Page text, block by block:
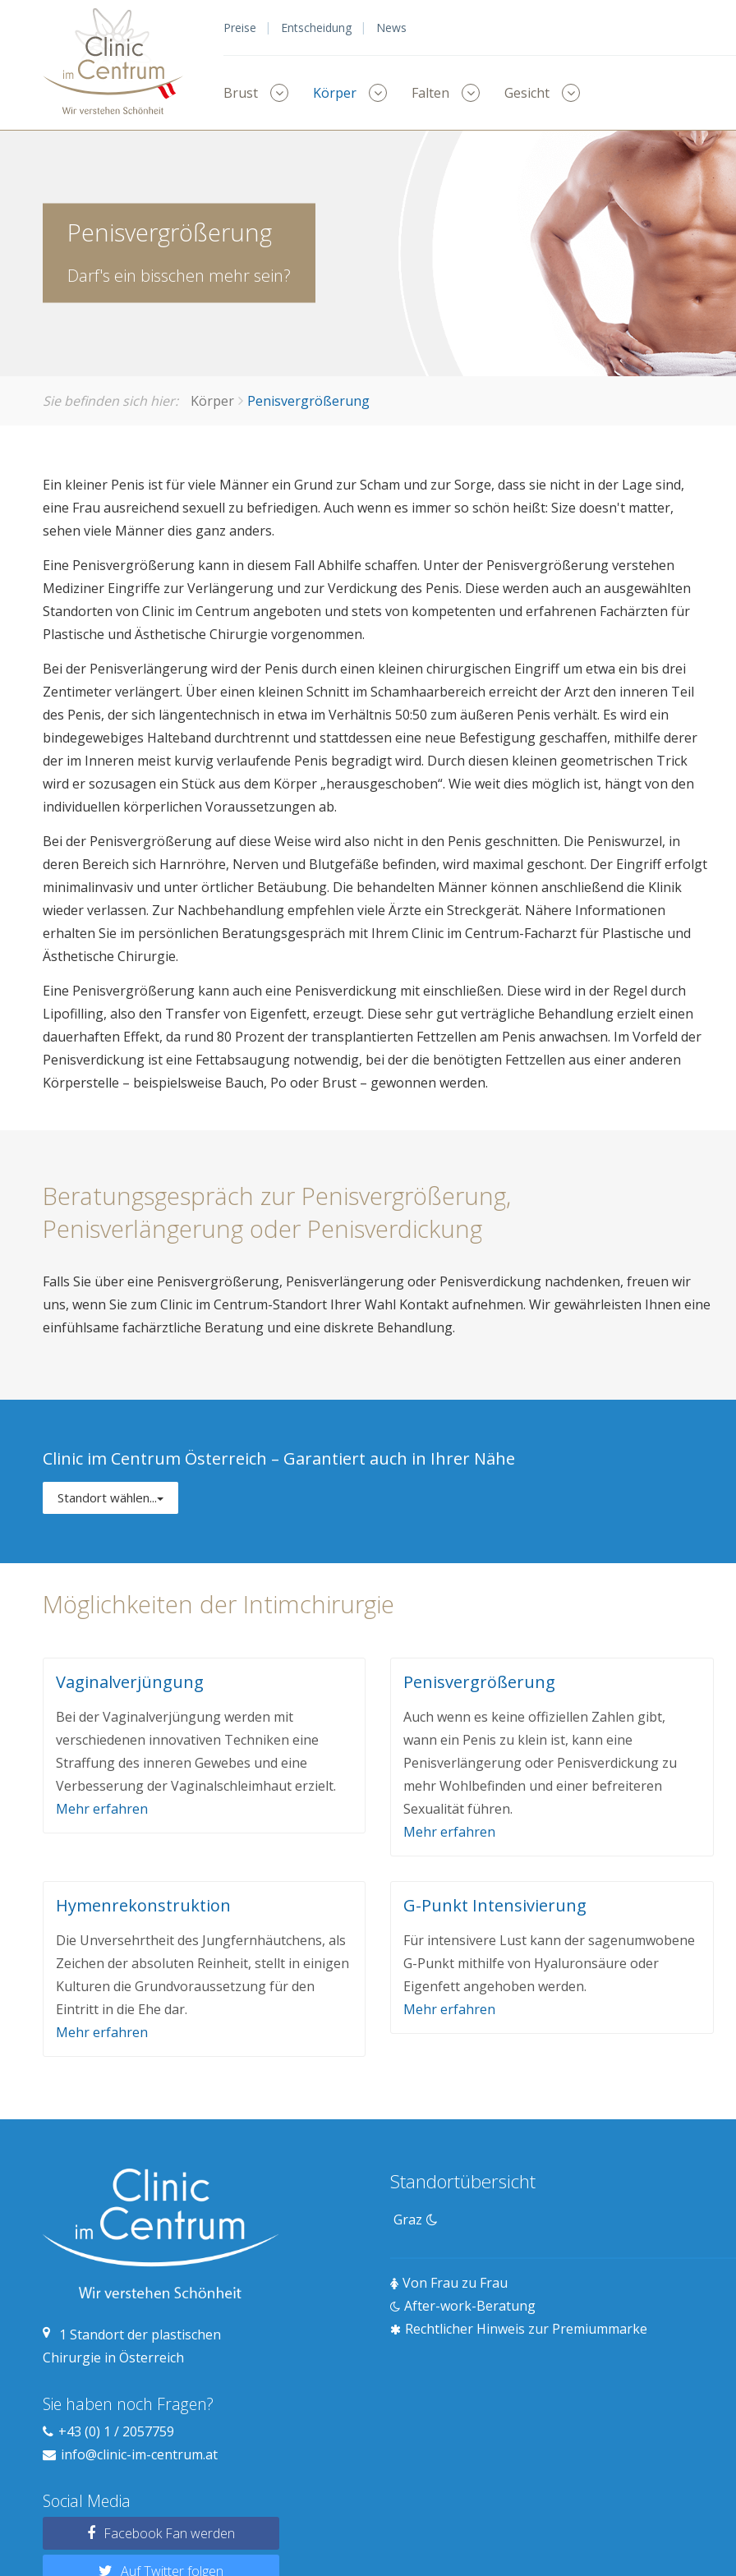
Centrum
Preise Entscheidung News
Menü
Brust
Menü
Körper
Menü
Falten
Menü
Gesicht
Penisvergrößerung
Darf's ein bisschen mehr sein?
Sie befinden sich hier: Körper Penisvergrößerung
Ein kleiner Penis ist für viele Männer ein Grund zur Scham und zur Sorge, dass sie nicht in der Lage sind,
eine Frau ausreichend sexuell zu befriedigen. Auch wenn es immer so schön heißt: Size doesn't matter,
sehen viele Männer dies ganz anders.
Eine Penisvergrößerung kann in diesem Fall Abhilfe schaffen. Unter der Penisvergrößerung verstehen
Mediziner Eingriffe zur Verlängerung und zur Verdickung des Penis. Diese werden auch an ausgewählten
Standorten von Clinic im Centrum angeboten und stets von kompetenten und erfahrenen Fachärzten für
Plastische und Ästhetische Chirurgie vorgenommen.
Bei der Penisverlängerung wird der Penis durch einen kleinen chirurgischen Eingriff um etwa ein bis drei
Zentimeter verlängert. Über einen kleinen Schnitt im Schamhaarbereich erreicht der Arzt den inneren Teil
des Penis, der sich längentechnisch in etwa im Verhältnis 50:50 zum äußeren Penis verhält. Es wird ein
bindegewebiges Halteband durchtrennt und stattdessen eine neue Befestigung geschaffen, mithilfe derer
der im Inneren meist kurvig verlaufende Penis begradigt wird. Durch diesen kleinen geometrischen Trick
wird er sozusagen ein Stück aus dem Körper „herausgeschoben“. Wie weit dies möglich ist, hängt von den
individuellen körperlichen Voraussetzungen ab.
Bei der Penisvergrößerung auf diese Weise wird also nicht in den Penis geschnitten. Die Peniswurzel, in
deren Bereich sich Harnröhre, Nerven und Blutgefäße befinden, wird maximal geschont. Der Eingriff erfolgt
minimalinvasiv und unter örtlicher Betäubung. Die behandelten Männer können anschließend die Klinik
wieder verlassen. Zur Nachbehandlung empfehlen viele Ärzte ein Streckgerät. Nähere Informationen
erhalten Sie im persönlichen Beratungsgespräch mit Ihrem Clinic im Centrum-Facharzt für Plastische und
Ästhetische Chirurgie.
Eine Penisvergrößerung kann auch eine Penisverdickung mit einschließen. Diese wird in der Regel durch
Lipofilling, also den Transfer von Eigenfett, erzeugt. Diese sehr gut verträgliche Behandlung erzielt einen
dauerhaften Effekt, da rund 80 Prozent der transplantierten Fettzellen am Penis anwachsen. Im Vorfeld der
Penisverdickung ist eine Fettabsaugung notwendig, bei der die benötigten Fettzellen aus einer anderen
Körperstelle – beispielsweise Bauch, Po oder Brust – gewonnen werden.
Beratungsgespräch zur Penisvergrößerung,
Penisverlängerung oder Penisverdickung
Falls Sie über eine Penisvergrößerung, Penisverlängerung oder Penisverdickung nachdenken, freuen wir
uns, wenn Sie zum Clinic im Centrum-Standort Ihrer Wahl Kontakt aufnehmen. Wir gewährleisten Ihnen eine
einfühlsame fachärztliche Beratung und eine diskrete Behandlung.
Clinic im Centrum Österreich – Garantiert auch in Ihrer Nähe
Standort wählen...
Möglichkeiten der Intimchirurgie
Vaginalverjüngung
Bei der Vaginalverjüngung werden mit
verschiedenen innovativen Techniken eine
Straffung des inneren Gewebes und eine
Verbesserung der Vaginalschleimhaut erzielt.
Mehr erfahren
Penisvergrößerung
Auch wenn es keine offiziellen Zahlen gibt,
wann ein Penis zu klein ist, kann eine
Penisverlängerung oder Penisverdickung zu
mehr Wohlbefinden und einer befreiteren
Sexualität führen.
Mehr erfahren
Hymenrekonstruktion
Die Unversehrtheit des Jungfernhäutchens, als
Zeichen der absoluten Reinheit, stellt in einigen
Kulturen die Grundvoraussetzung für den
Eintritt in die Ehe dar.
Mehr erfahren
G-Punkt Intensivierung
Für intensivere Lust kann der sagenumwobene
G-Punkt mithilfe von Hyaluronsäure oder
Eigenfett angehoben werden.
Mehr erfahren
1 Standort der plastischen
Chirurgie in Österreich
Sie haben noch Fragen?
+43 (0) 1 / 2057759
info@clinic-im-centrum.at
Social Media
Facebook Fan werden
Auf Twitter folgen
Standortübersicht
Graz
Von Frau zu Frau
After-work-Beratung
Rechtlicher Hinweis zur Premiummarke